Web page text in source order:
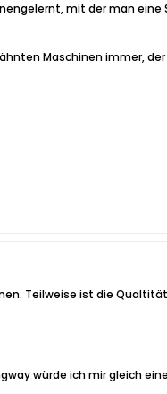
mit der man
Maschinen immer,
Teilweise ist die
würde ich mir gleich